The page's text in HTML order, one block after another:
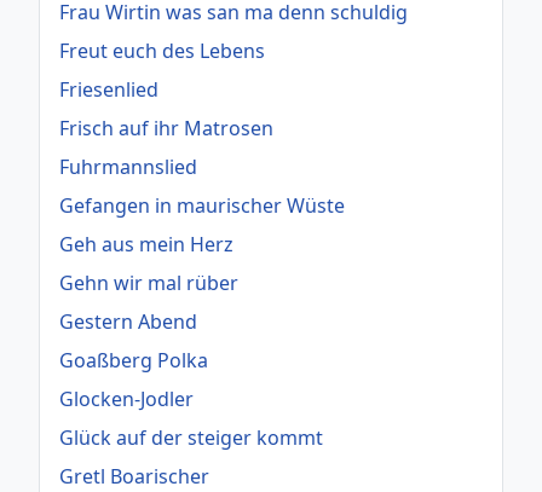
Frau Wirtin was san ma denn schuldig
Freut euch des Lebens
Friesenlied
Frisch auf ihr Matrosen
Fuhrmannslied
Gefangen in maurischer Wüste
Geh aus mein Herz
Gehn wir mal rüber
Gestern Abend
Goaßberg Polka
Glocken-Jodler
Glück auf der steiger kommt
Gretl Boarischer